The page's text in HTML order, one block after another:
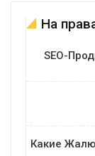
На
SEO-
Какие